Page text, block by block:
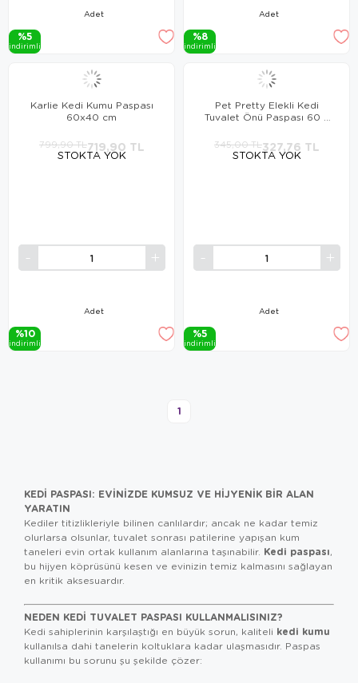
Adet
%5
i̇ndi̇ri̇mli̇
Adet
%8
i̇ndi̇ri̇mli̇
STOKTA YOK
Karlie Kedi Kumu Paspası
60x40 cm
Adet
719,90 TL
799,90 TL
%10
i̇ndi̇ri̇mli̇
STOKTA YOK
Pet Pretty Elekli Kedi
Tuvalet Önü Paspası 60 x
Adet
327,76 TL
345,00 TL
%5
i̇ndi̇ri̇mli̇
1
KEDI PASPASI: EVINIZDE KUMSUZ VE HIJYENIK BIR ALAN
YARATIN
Kediler titizlikleriyle bilinen canlılardır; ancak ne kadar temiz
olurlarsa olsunlar, tuvalet sonrası patilerine yapışan kum
taneleri evin ortak kullanım alanlarına taşınabilir. Kedi paspası,
bu hijyen köprüsünü kesen ve evinizin temiz kalmasını sağlayan
en kritik aksesuardır.
NEDEN KEDI TUVALET PASPASI KULLANMALISINIZ?
Kedi sahiplerinin karşılaştığı en büyük sorun, kaliteli kedi kumu
kullanılsa dahi tanelerin koltuklara kadar ulaşmasıdır. Paspas
kullanımı bu sorunu şu şekilde çözer: